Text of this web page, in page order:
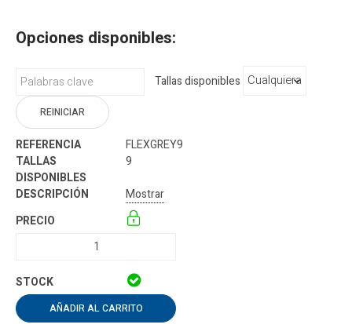
Opciones disponibles:
Tallas disponibles
REINICIAR
FLEXGREY9
9
Mostrar
AÑADIR AL CARRITO